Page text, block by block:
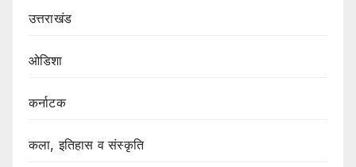
उत्तराखंड
ओडिशा
कर्नाटक
कला, इतिहास व संस्कृति